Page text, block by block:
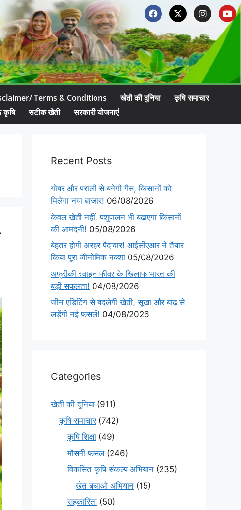
Terms & Conditions खेती की दुनिया
कृषि समाचार
कृषि सटीक खेती सरकारी योजनाएं
Recent Posts
गोबर और पराली से बनेगी गैस, किसानों को
मिलेगा नया बाजार! 06/08/2026
केवल खेती नहीं, पशुपालन भी बढ़ाएगा किसानों
की आमदनी! 05/08/2026
बेहतर होगी अरहर पैदावार! आईसीएआर ने तैयार
किया पूरा जीनोमिक नक्शा 05/08/2026
अफ्रीकी स्वाइन फीवर के खिलाफ भारत की
बड़ी सफलता! 04/08/2026
जीन एडिटिंग से बदलेगी खेती, सूखा और बाढ़ से
लड़ेंगी नई फसलें! 04/08/2026
Categories
खेती की दुनिया (911)
कृषि समाचार(742)
कृषि शिक्षा (49)
मौसमी फसल(246)
विकसित कृषि संकल्प अभियान (235)
खेत बचाओ अभियान (15)
सहकारिता (50)